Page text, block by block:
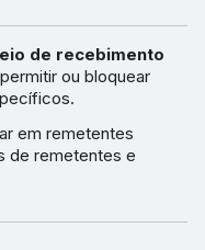
한국어
中文（繁體）
de recebimento
ou bloquear
em remetentes
de remetentes e